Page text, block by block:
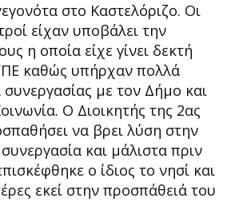
στο Καστελόριζο. Οι
είχαν υποβάλει την
η οποία είχε γίνει δεκτή
καθώς υπήρχαν πολλά
με τον Δήμο και
Ο Διοικητής της 2ας
να βρει λύση στην
και μάλιστα πριν
ο ίδιος το νησί και
εκεί στην προσπάθειά του